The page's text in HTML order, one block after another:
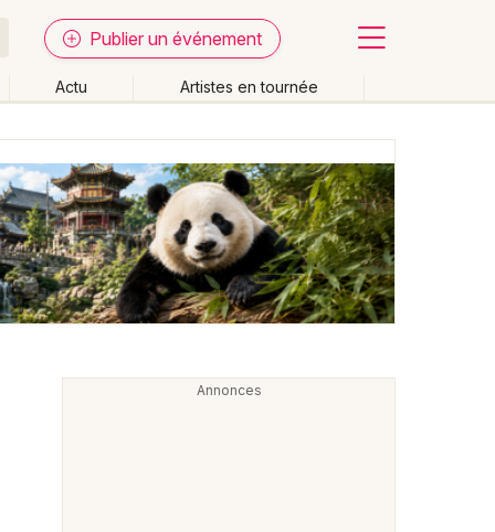
Publier un événement
Actu Artistes en tournée
Effacer les dates
end Autre